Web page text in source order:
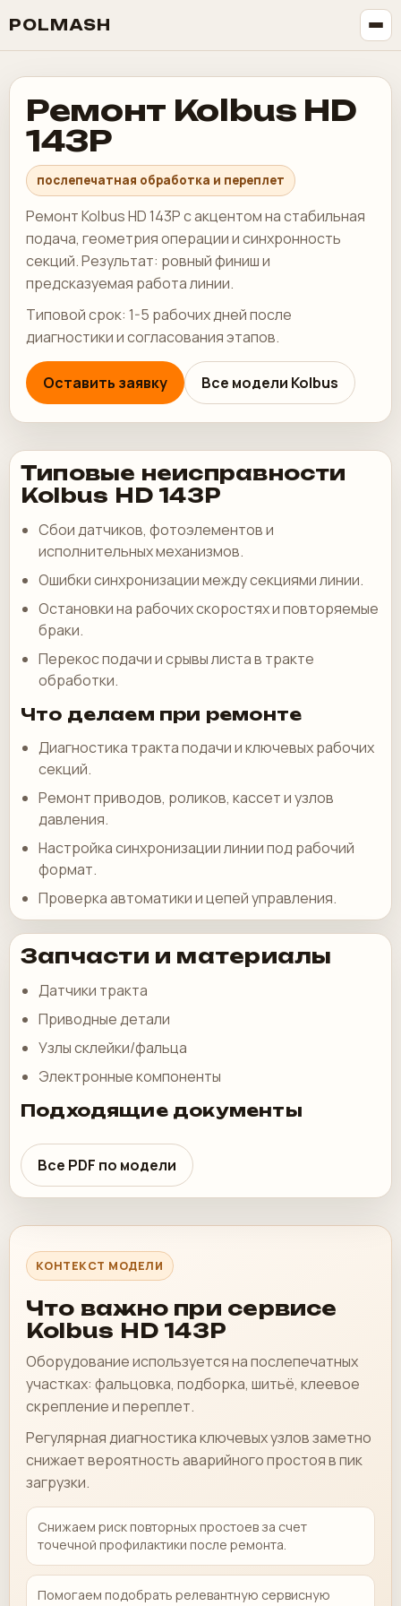
POLMASH
Ремонт Kolbus HD
143P
послепечатная обработка и переплет
Ремонт Kolbus HD 143P с акцентом на стабильная
подача, геометрия операции и синхронность
секций. Результат: ровный финиш и
предсказуемая работа линии.
Типовой срок: 1-5 рабочих дней после
диагностики и согласования этапов.
Оставить заявку Все модели Kolbus
Типовые неисправности
Kolbus HD 143P
Сбои датчиков, фотоэлементов и
исполнительных механизмов.
Ошибки синхронизации между секциями линии.
Остановки на рабочих скоростях и повторяемые
браки.
Перекос подачи и срывы листа в тракте
обработки.
Что делаем при ремонте
Диагностика тракта подачи и ключевых рабочих
секций.
Ремонт приводов, роликов, кассет и узлов
давления.
Настройка синхронизации линии под рабочий
формат.
Проверка автоматики и цепей управления.
Запчасти и материалы
Датчики тракта
Приводные детали
Узлы склейки/фальца
Электронные компоненты
Подходящие документы
Все PDF по модели
КОНТЕКСТ МОДЕЛИ
Что важно при сервисе
Kolbus HD 143P
Оборудование используется на послепечатных
участках: фальцовка, подборка, шитьё, клеевое
скрепление и переплет.
Регулярная диагностика ключевых узлов заметно
снижает вероятность аварийного простоя в пик
загрузки.
Снижаем риск повторных простоев за счет
точечной профилактики после ремонта.
Помогаем подобрать релевантную сервисную